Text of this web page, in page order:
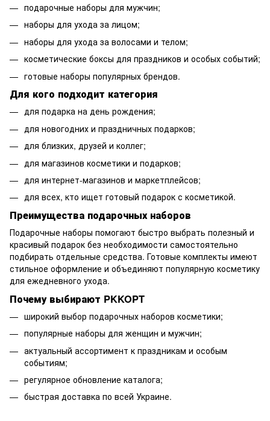
подарочные наборы для мужчин;
наборы для ухода за лицом;
наборы для ухода за волосами и телом;
косметические боксы для праздников и особых событий;
готовые наборы популярных брендов.
Для кого подходит категория
для подарка на день рождения;
для новогодних и праздничных подарков;
для близких, друзей и коллег;
для магазинов косметики и подарков;
для интернет-магазинов и маркетплейсов;
для всех, кто ищет готовый подарок с косметикой.
Преимущества подарочных наборов
Подарочные наборы помогают быстро выбрать полезный и
красивый подарок без необходимости самостоятельно
подбирать отдельные средства. Готовые комплекты имеют
стильное оформление и объединяют популярную косметику
для ежедневного ухода.
Почему выбирают PKKOPT
широкий выбор подарочных наборов косметики;
популярные наборы для женщин и мужчин;
актуальный ассортимент к праздникам и особым
событиям;
регулярное обновление каталога;
быстрая доставка по всей Украине.